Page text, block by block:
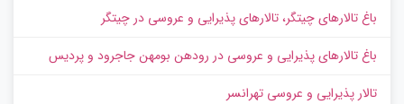
باغ تالارهای چیتگر، تالارهای پذیرایی و عروسی در چیتگر
باغ تالارهای پذیرایی و عروسی در رودهن بومهن جاجرود و پردیس
تالار پذیرایی و عروسی تهرانسر